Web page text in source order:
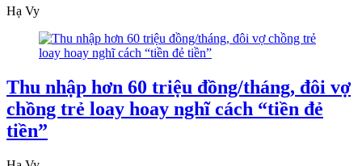
Hạ Vy
Thu nhập hơn 60 triệu đồng/tháng, đôi vợ
chồng trẻ loay hoay nghĩ cách “tiền đẻ
tiền”